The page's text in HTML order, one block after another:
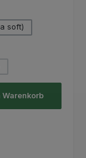
soft)
nicht verfügbar.)
Option ist zurzeit
Warenkorb